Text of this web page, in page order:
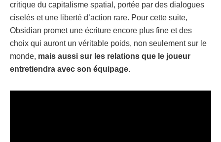
critique du capitalisme spatial, portée par des dialogues
ciselés et une liberté d’action rare. Pour cette suite,
Obsidian promet une écriture encore plus fine et des
choix qui auront un véritable poids, non seulement sur le
monde, mais aussi sur les relations que le joueur
entretiendra avec son équipage.